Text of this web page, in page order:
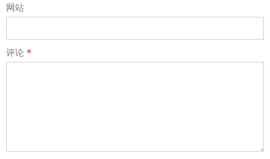
网站
评论 *